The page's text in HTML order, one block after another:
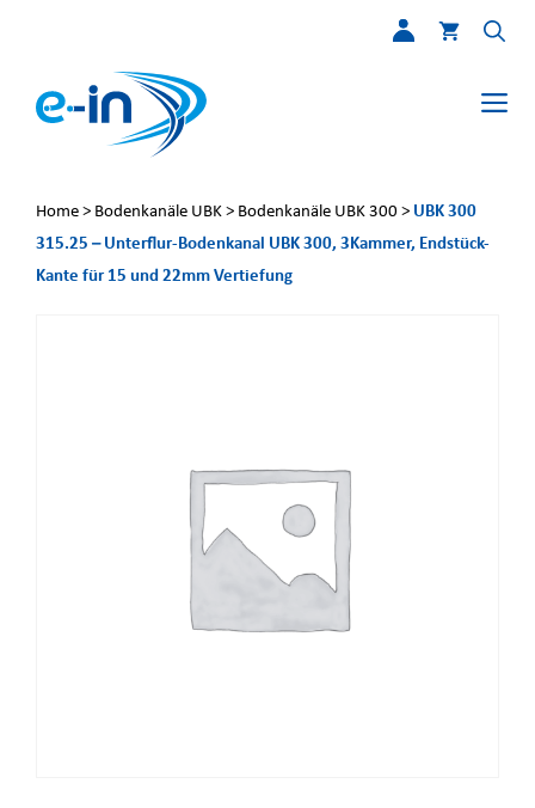
Home> Bodenkanäle UBK> Bodenkanäle UBK 300 > UBK 300
315.25 – Unterflur-Bodenkanal UBK 300, 3Kammer, Endstück-
Kante für 15 und 22mm Vertiefung